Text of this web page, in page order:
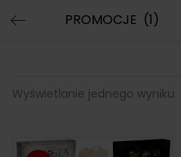
Wyświetlanie jednego wyniku